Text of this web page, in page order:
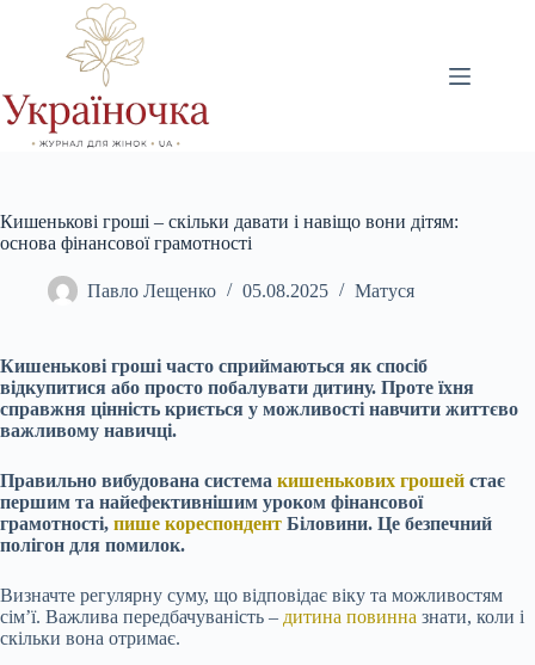
Кишенькові гроші – скільки давати і навіщо вони дітям:
основа фінансової грамотності
Павло Лещенко 05.08.2025 Матуся
Кишенькові гроші часто сприймаються як спосіб
відкупитися або просто побалувати дитину. Проте їхня
справжня цінність криється у можливості навчити життєво
важливому навичці.
Правильно вибудована система кишенькових грошей стає
першим та найефективнішим уроком фінансової
грамотності, пише кореспондент Біловини. Це безпечний
полігон для помилок.
Визначте регулярну суму, що відповідає віку та можливостям
сім’ї. Важлива передбачуваність – дитина повинна знати, коли і
скільки вона отримає.